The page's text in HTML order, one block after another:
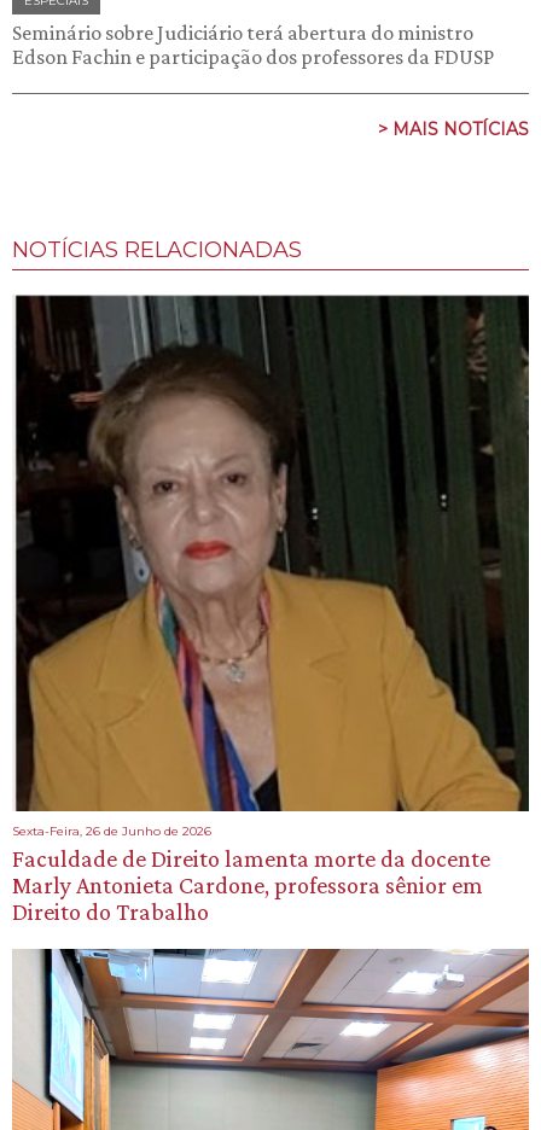
Seminário sobre Judiciário terá abertura do ministro
Edson Fachin e participação dos professores da FDUSP
> MAIS NOTÍCIAS
NOTÍCIAS RELACIONADAS
Sexta-Feira, 26 de Junho de 2026
Faculdade de Direito lamenta morte da docente
Marly Antonieta Cardone, professora sênior em
Direito do Trabalho